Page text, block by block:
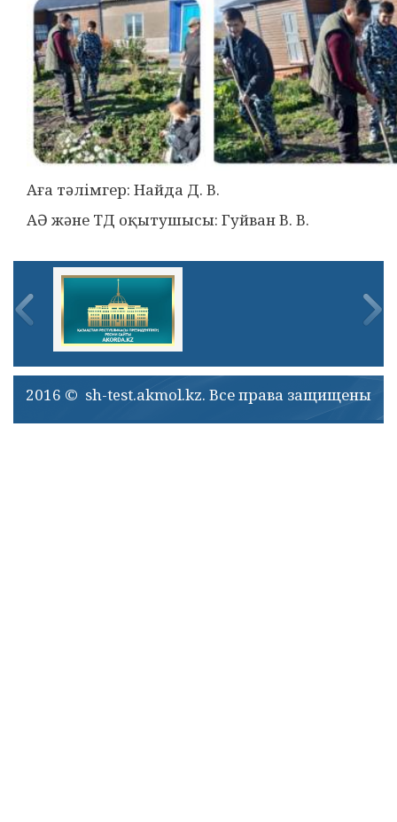
Аға тәлімгер: Найда Д. В.
АӘ және ТД оқытушысы: Гуйван В. В.
2016 © sh-test.akmol.kz. Все права защищены